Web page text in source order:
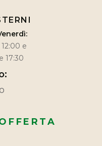
e
17:30